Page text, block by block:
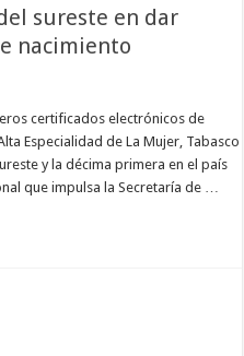
sureste en dar
nacimiento
certificados electrónicos de
Especialidad de La Mujer, Tabasco
y la décima primera en el país
que impulsa la Secretaría de …